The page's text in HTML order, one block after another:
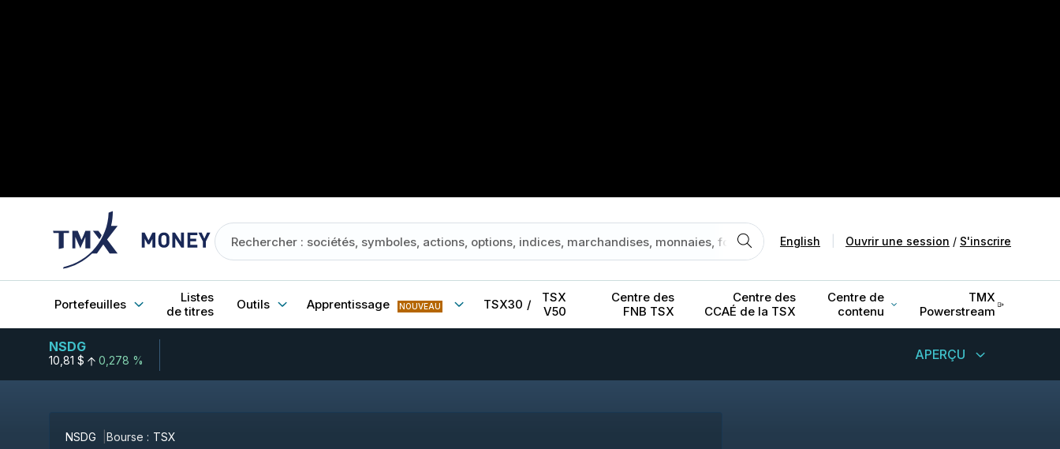
English Ouvrir une session / S'inscrire
Portefeuilles
Listes
de titres
Outils Apprentissage NOUVEAU TSX30 /
TSX
V50
Centre des
FNB TSX
Centre des
CCAÉ de la TSX
Centre de
contenu
TMX
Powerstream
NSDG
10,81 $ 0,278 % APERÇU
NSDG Bourse : TSX